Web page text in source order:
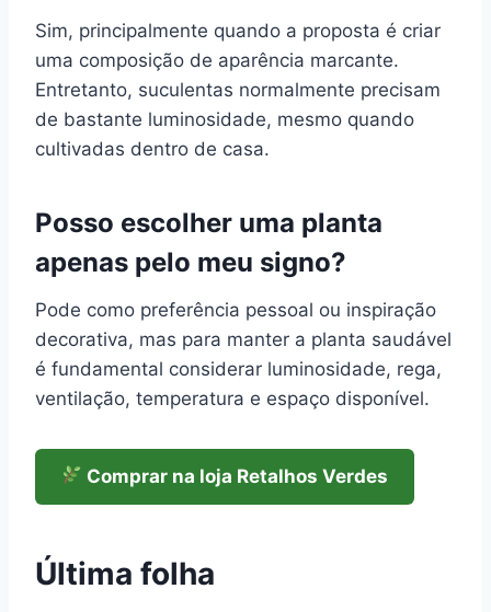
Sim, principalmente quando a proposta é criar
uma composição de aparência marcante.
Entretanto, suculentas normalmente precisam
de bastante luminosidade, mesmo quando
cultivadas dentro de casa.
Posso escolher uma planta
apenas pelo meu signo?
Pode como preferência pessoal ou inspiração
decorativa, mas para manter a planta saudável
é fundamental considerar luminosidade, rega,
ventilação, temperatura e espaço disponível.
Comprar na loja Retalhos Verdes
Última folha